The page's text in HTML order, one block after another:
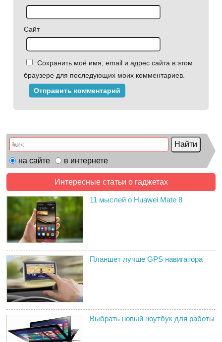
Сайт
Сохранить моё имя, email и адрес сайта в этом
браузере для последующих моих комментариев.
на сайте в интернете
Интересные статьи о гаджетах
11 мыслей о Huawei Mate 8
Планшет лучше GPS навигатора
Выбрать новый ноутбук для работы